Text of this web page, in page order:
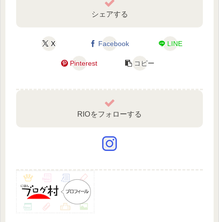
シェアする
X Facebook LINE
Pinterest コピー
RIOをフォローする